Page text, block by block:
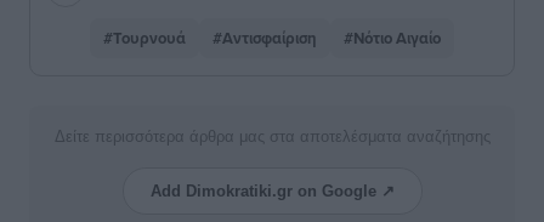
#Τουρνουά #Αντισφαίριση #Νότιο Αιγαίο
Δείτε περισσότερα άρθρα μας στα αποτελέσματα αναζήτησης
Add Dimokratiki.gr on Google ↗